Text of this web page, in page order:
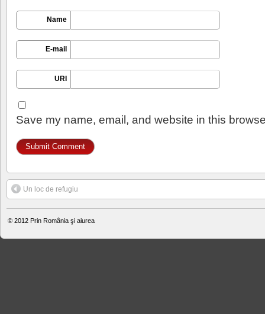
Name
E-mail
URI
Save my name, email, and website in this
Un loc de refugiu
© 2012 Prin România şi aiurea